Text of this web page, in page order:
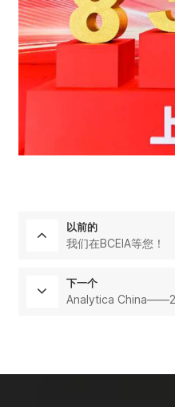
以前的
我们在BCEIA等您！
下一个
Analytica